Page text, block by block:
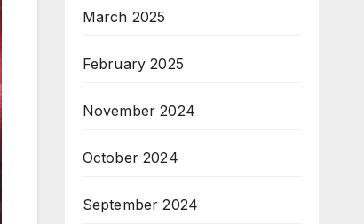
March 2025
February 2025
November 2024
October 2024
September 2024